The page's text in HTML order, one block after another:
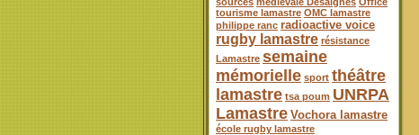
tourisme lamastre OMC lamastre
philippe ranc radioactive voice
rugby lamastre résistance
Lamastre semaine
mémorielle sport théâtre
lamastre tsa poum UNRPA
Lamastre Vochora lamastre
école rugby lamastre